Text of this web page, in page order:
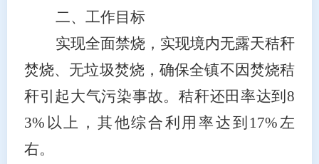
二、工作目标
实现全面禁烧，实现境内无露天秸秆
焚烧、无垃圾焚烧，确保全镇不因焚烧秸
秆引起大气污染事故。秸秆还田率达到8
3%以上，其他综合利用率达到17%左
右。